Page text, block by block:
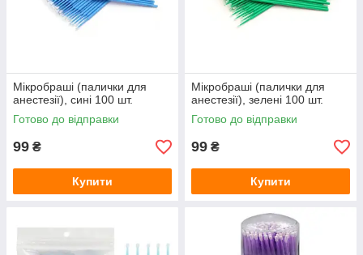
Мікробраші (палички для
анестезії), сині 100 шт.
Готово до відправки
99 ₴
Купити
Мікробраші (палички для
анестезії), зелені 100 шт.
Готово до відправки
99 ₴
Купити